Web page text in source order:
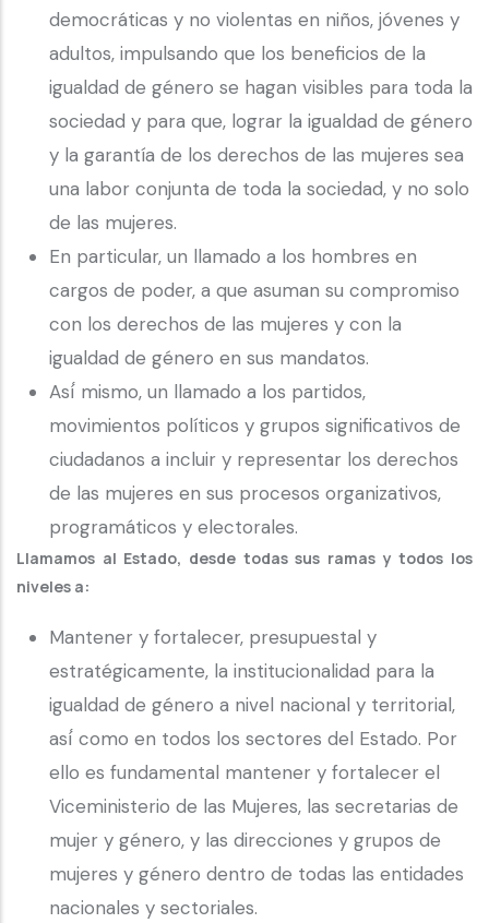
democráticas y no violentas en niños, jóvenes y
adultos, impulsando que los beneficios de la
igualdad de género se hagan visibles para toda la
sociedad y para que, lograr la igualdad de género
y la garantía de los derechos de las mujeres sea
una labor conjunta de toda la sociedad, y no solo
de las mujeres.
En particular, un llamado a los hombres en
cargos de poder, a que asuman su compromiso
con los derechos de las mujeres y con la
igualdad de género en sus mandatos.
Así́ mismo, un llamado a los partidos,
movimientos políticos y grupos significativos de
ciudadanos a incluir y representar los derechos
de las mujeres en sus procesos organizativos,
programáticos y electorales.
Llamamos al Estado, desde todas sus ramas y todos los
niveles a:
Mantener y fortalecer, presupuestal y
estratégicamente, la institucionalidad para la
igualdad de género a nivel nacional y territorial,
así́ como en todos los sectores del Estado. Por
ello es fundamental mantener y fortalecer el
Viceministerio de las Mujeres, las secretarias de
mujer y género, y las direcciones y grupos de
mujeres y género dentro de todas las entidades
nacionales y sectoriales.